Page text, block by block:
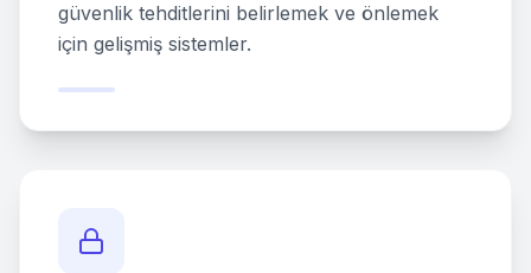
güvenlik tehditlerini belirlemek ve önlemek
için gelişmiş sistemler.